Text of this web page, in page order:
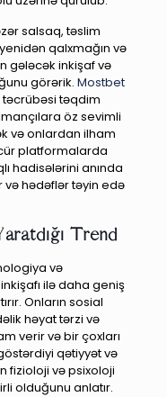
salsaq, təslim
qalxmağın və
gələcək inkişaf və
görərik. Mostbet
təqdim
öz sevimli
və onlardan ilham
platformalarda
hadisələrini anında
hədəflər təyin edə
Trend
və
ilə daha geniş
Onların sosial
həyat tərzi və
verir və bir çoxları
qətiyyət və
fizioloji və psixoloji
olduğunu anlatır.